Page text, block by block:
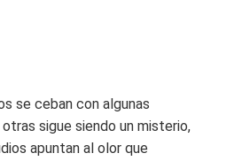
se ceban con algunas
sigue siendo un misterio,
apuntan al olor que